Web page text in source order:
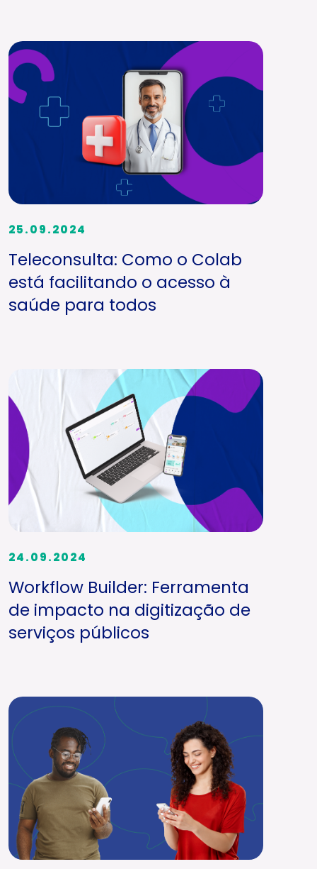
25.09.2024
Teleconsulta: Como o Colab
está facilitando o acesso à
saúde para todos
24.09.2024
Workflow Builder: Ferramenta
de impacto na digitização de
serviços públicos